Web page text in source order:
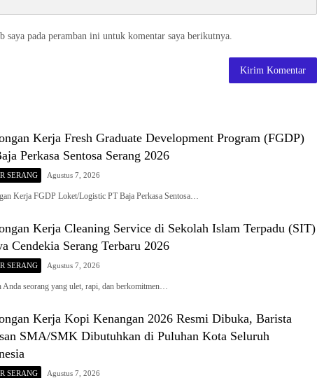
saya pada peramban ini untuk komentar saya berikutnya.
Kerja Fresh Graduate Development Program (FGDP)
Perkasa Sentosa Serang 2026
SERANG Agustus 7, 2026
Kerja FGDP Loket/Logistic PT Baja Perkasa Sentosa…
Kerja Cleaning Service di Sekolah Islam Terpadu (SIT)
Cendekia Serang Terbaru 2026
SERANG Agustus 7, 2026
Anda seorang yang ulet, rapi, dan berkomitmen…
Kerja Kopi Kenangan 2026 Resmi Dibuka, Barista
SMA/SMK Dibutuhkan di Puluhan Kota Seluruh
SERANG Agustus 7, 2026